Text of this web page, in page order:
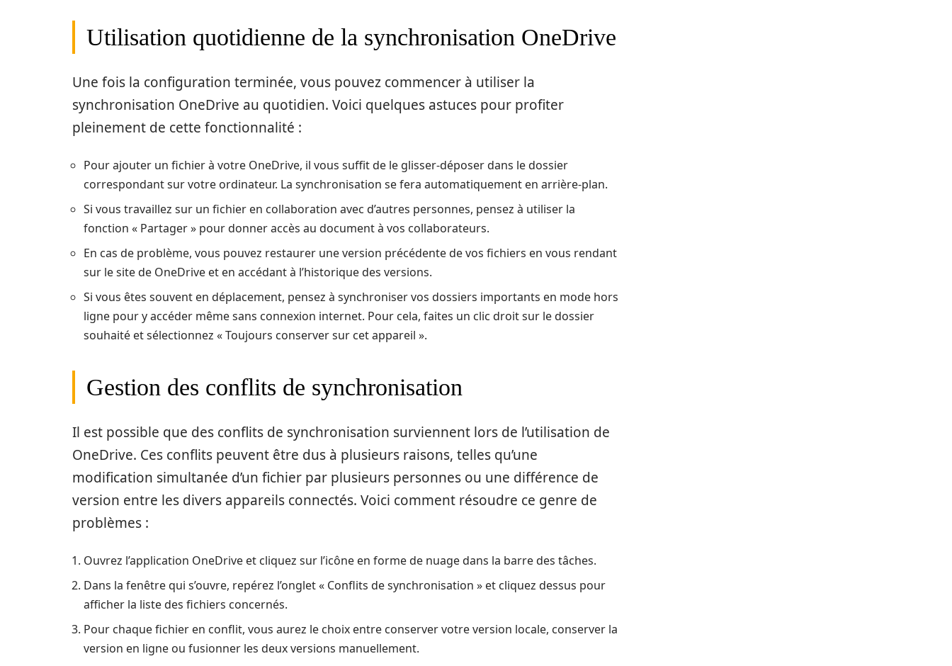
Utilisation quotidienne de la synchronisation OneDrive
Une fois la configuration terminée, vous pouvez commencer à utiliser la
synchronisation OneDrive au quotidien. Voici quelques astuces pour profiter
pleinement de cette fonctionnalité :
Pour ajouter un fichier à votre OneDrive, il vous suffit de le glisser-déposer dans le dossier
correspondant sur votre ordinateur. La synchronisation se fera automatiquement en arrière-plan.
Si vous travaillez sur un fichier en collaboration avec d’autres personnes, pensez à utiliser la
fonction « Partager » pour donner accès au document à vos collaborateurs.
En cas de problème, vous pouvez restaurer une version précédente de vos fichiers en vous rendant
sur le site de OneDrive et en accédant à l’historique des versions.
Si vous êtes souvent en déplacement, pensez à synchroniser vos dossiers importants en mode hors
ligne pour y accéder même sans connexion internet. Pour cela, faites un clic droit sur le dossier
souhaité et sélectionnez « Toujours conserver sur cet appareil ».
Gestion des conflits de synchronisation
Il est possible que des conflits de synchronisation surviennent lors de l’utilisation de
OneDrive. Ces conflits peuvent être dus à plusieurs raisons, telles qu’une
modification simultanée d’un fichier par plusieurs personnes ou une différence de
version entre les divers appareils connectés. Voici comment résoudre ce genre de
problèmes :
Ouvrez l’application OneDrive et cliquez sur l’icône en forme de nuage dans la barre des tâches.
Dans la fenêtre qui s’ouvre, repérez l’onglet « Conflits de synchronisation » et cliquez dessus pour
afficher la liste des fichiers concernés.
Pour chaque fichier en conflit, vous aurez le choix entre conserver votre version locale, conserver la
version en ligne ou fusionner les deux versions manuellement.